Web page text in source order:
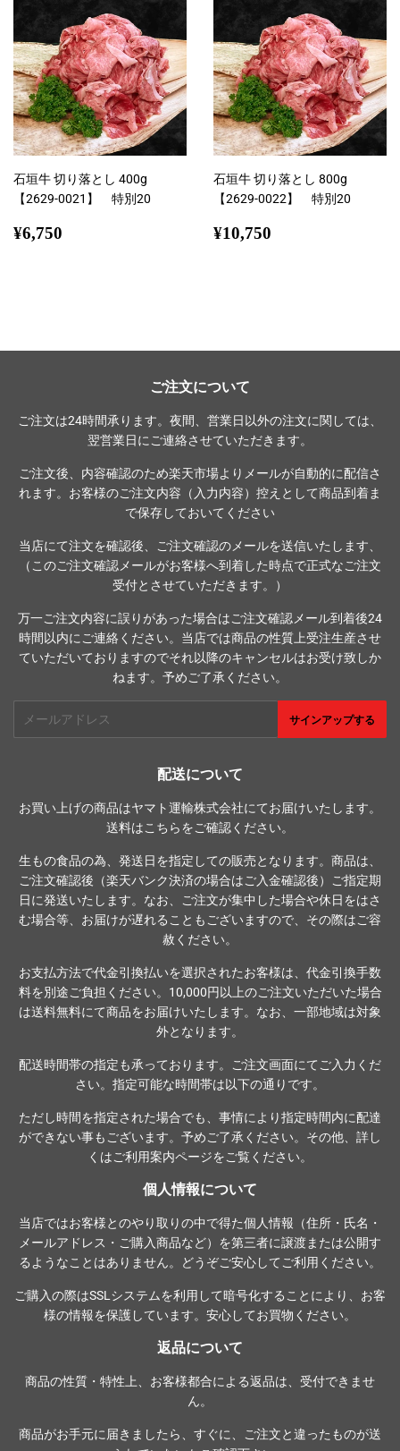
石垣牛 切り落とし 400g
【2629-0021】 特別20
通
¥6,750
石垣牛 切り落とし 800g
【2629-0022】 特別20
通
¥10,750
ご注文について
ご注文は24時間承ります。夜間、営業日以外の注文に関しては、
翌営業日にご連絡させていただきます。
ご注文後、内容確認のため楽天市場よりメールが自動的に配信さ
れます。お客様のご注文内容（入力内容）控えとして商品到着ま
で保存しておいてください
当店にて注文を確認後、ご注文確認のメールを送信いたします、
（このご注文確認メールがお客様へ到着した時点で正式なご注文
受付とさせていただきます。）
万一ご注文内容に誤りがあった場合はご注文確認メール到着後24
時間以内にご連絡ください。当店では商品の性質上受注生産させ
ていただいておりますのでそれ以降のキャンセルはお受け致しか
ねます。予めご了承ください。
レ
サインアップする
配送について
お買い上げの商品はヤマト運輸株式会社にてお届けいたします。
送料はこちらをご確認ください。
生もの食品の為、発送日を指定しての販売となります。商品は、
ご注文確認後（楽天バンク決済の場合はご入金確認後）ご指定期
日に発送いたします。なお、ご注文が集中した場合や休日をはさ
む場合等、お届けが遅れることもございますので、その際はご容
赦ください。
お支払方法で代金引換払いを選択されたお客様は、代金引換手数
料を別途ご負担ください。10,000円以上のご注文いただいた場合
は送料無料にて商品をお届けいたします。なお、一部地域は対象
外となります。
配送時間帯の指定も承っております。ご注文画面にてご入力くだ
さい。指定可能な時間帯は以下の通りです。
ただし時間を指定された場合でも、事情により指定時間内に配達
ができない事もございます。予めご了承ください。その他、詳し
くはご利用案内ページをご覧ください。
個人情報について
当店ではお客様とのやり取りの中で得た個人情報（住所・氏名・
メールアドレス・ご購入商品など）を第三者に譲渡または公開す
るようなことはありません。どうぞご安心してご利用ください。
ご購入の際はSSLシステムを利用して暗号化することにより、お客
様の情報を保護しています。安心してお買物ください。
返品について
商品の性質・特性上、お客様都合による返品は、受付できませ
ん。
商品がお手元に届きましたら、すぐに、ご注文と違ったものが送